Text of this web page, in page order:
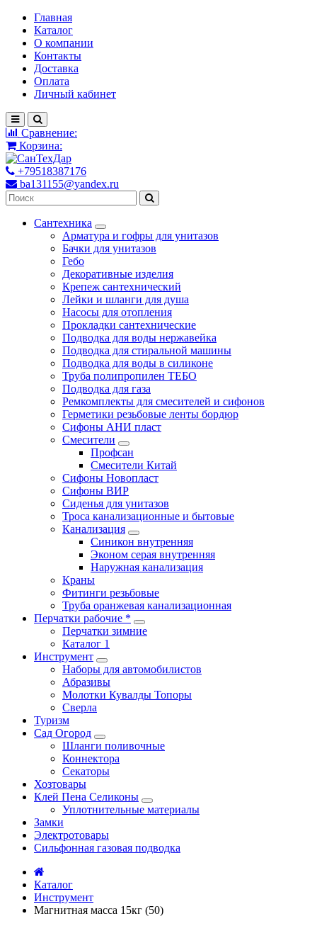
Главная
Каталог
О компании
Контакты
Доставка
Оплата
Личный кабинет
Сравнение:
Корзина:
+79518387176
ba131155@yandex.ru
Сантехника
Арматура и гофры для унитазов
Бачки для унитазов
Гебо
Декоративные изделия
Крепеж сантехнический
Лейки и шланги для душа
Насосы для отопления
Прокладки сантехнические
Подводка для воды нержавейка
Подводка для стиральной машины
Подводка для воды в силиконе
Труба полипропилен ТЕБО
Подводка для газа
Ремкомплекты для смесителей и сифонов
Герметики резьбовые ленты бордюр
Сифоны АНИ пласт
Смесители
Профсан
Смесители Китай
Сифоны Новопласт
Сифоны ВИР
Сиденья для унитазов
Троса канализационные и бытовые
Канализация
Синикон внутренняя
Эконом серая внутренняя
Наружная канализация
Краны
Фитинги резьбовые
Труба оранжевая канализационная
Перчатки рабочие *
Перчатки зимние
Каталог 1
Инструмент
Наборы для автомобилистов
Абразивы
Молотки Кувалды Топоры
Сверла
Туризм
Сад Огород
Шланги поливочные
Коннектора
Секаторы
Хозтовары
Клей Пена Селиконы
Уплотнительные материалы
Замки
Электротовары
Сильфонная газовая подводка
Каталог
Инструмент
Магнитная масса 15кг (50)